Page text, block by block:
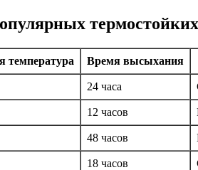
температура Время высыхания
24 часа
12 часов
48 часов
18 часов